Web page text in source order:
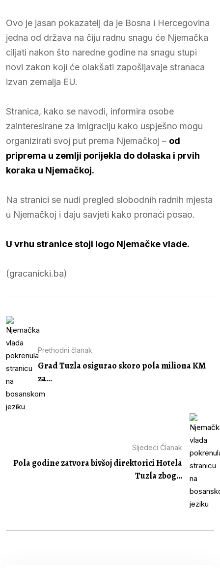
Ovo je jasan pokazatelj da je Bosna i Hercegovina
jedna od država na čiju radnu snagu će Njemačka
ciljati nakon što naredne godine na snagu stupi
novi zakon koji će olakšati zapošljavaje stranaca
izvan zemalja EU.
Stranica, kako se navodi, informira osobe
zainteresirane za imigraciju kako uspješno mogu
organizirati svoj put prema Njemačkoj – od
priprema u zemlji porijekla do dolaska i prvih
koraka u Njemačkoj.
Na stranici se nudi pregled slobodnih radnih mjesta
u Njemačkoj i daju savjeti kako pronaći posao.
U vrhu stranice stoji logo Njemačke vlade.
(gracanicki.ba)
Prethodni članak
Grad Tuzla osigurao skoro pola miliona KM
za...
Sljedeći Članak
Pola godine zatvora bivšoj direktorici Hotela
Tuzla zbog...